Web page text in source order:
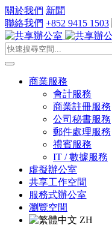
關於我們 新聞
聯絡我們 +852 9415 1503
商業服務
會計服務
商業註冊服務
公司秘書服務
郵件處理服務
禮賓服務
IT / 數據服務
虛擬辦公室
共享工作空間
服務式辦公室
瀏覽空間
ZH